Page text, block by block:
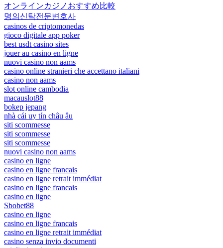
オンラインカジノおすすめ比較
명의신탁전문변호사
casinos de criptomonedas
gioco digitale app poker
best usdt casino sites
jouer au casino en ligne
nuovi casino non aams
casino online stranieri che accettano italiani
casino non aams
slot online cambodia
macauslot88
bokep jepang
nhà cái uy tín châu âu
siti scommesse
siti scommesse
siti scommesse
nuovi casino non aams
casino en ligne
casino en ligne francais
casino en ligne retrait immédiat
casino en ligne francais
casino en ligne
Sbobet88
casino en ligne
casino en ligne francais
casino en ligne retrait immédiat
casino senza invio documenti